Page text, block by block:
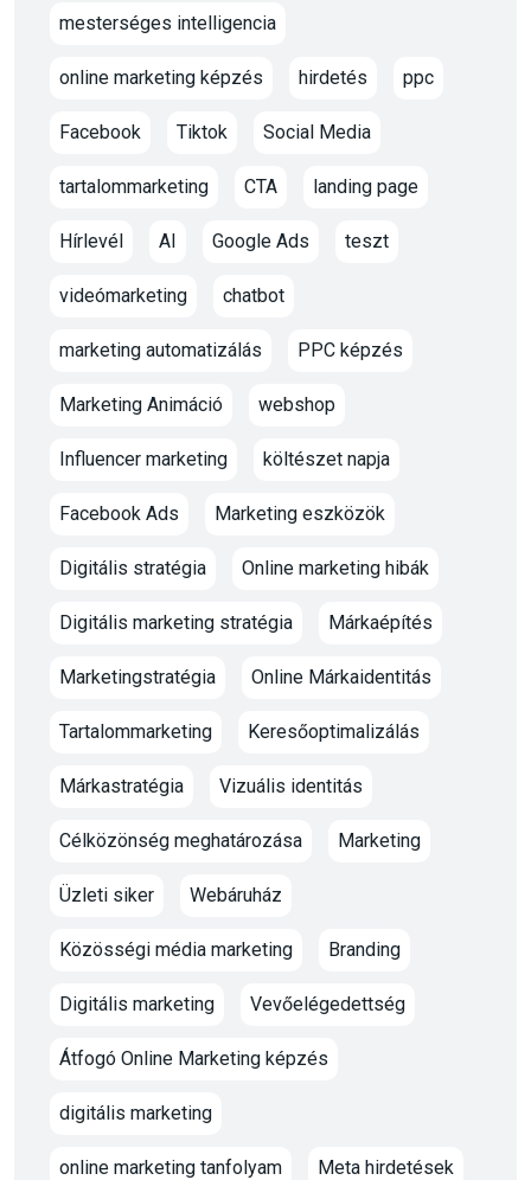
mesterséges intelligencia
online marketing képzés hirdetés ppc
Facebook Tiktok Social Media
tartalommarketing CTA landing page
Hírlevél AI Google Ads teszt
videómarketing chatbot
marketing automatizálás PPC képzés
Marketing Animáció webshop
Influencer marketing költészet napja
Facebook Ads Marketing eszközök
Digitális stratégia Online marketing hibák
Digitális marketing stratégia Márkaépítés
Marketingstratégia Online Márkaidentitás
Tartalommarketing Keresőoptimalizálás
Márkastratégia Vizuális identitás
Célközönség meghatározása Marketing
Üzleti siker Webáruház
Közösségi média marketing Branding
Digitális marketing Vevőelégedettség
Átfogó Online Marketing képzés
digitális marketing
online marketing tanfolyam Meta hirdetések